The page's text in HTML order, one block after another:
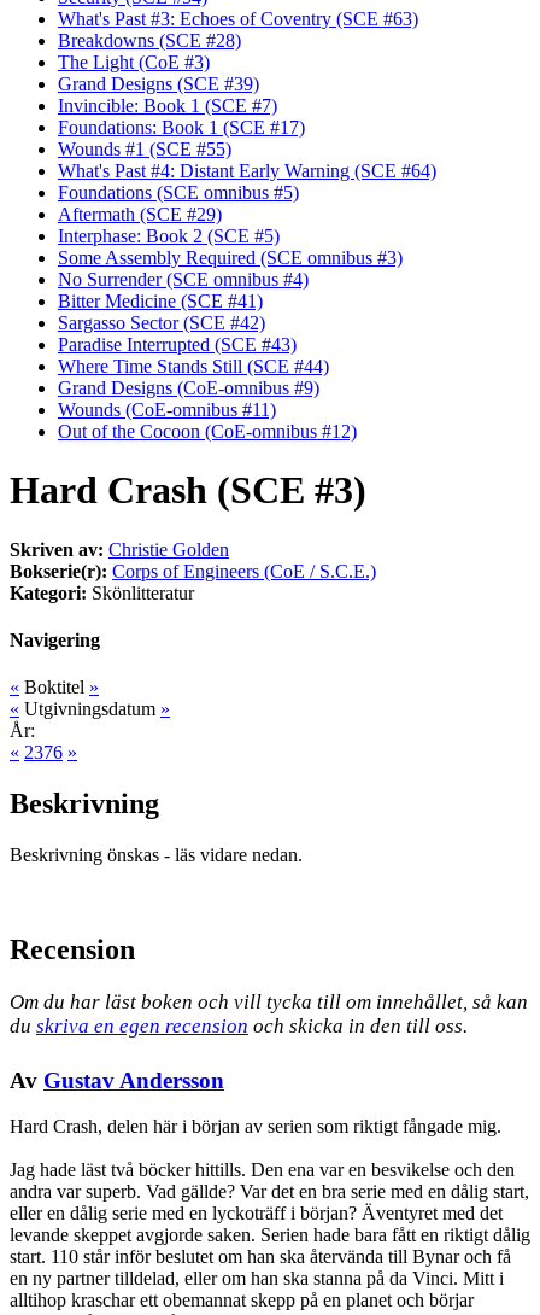
What's Past #3: Echoes of Coventry (SCE #63)
Breakdowns (SCE #28)
The Light (CoE #3)
Grand Designs (SCE #39)
Invincible: Book 1 (SCE #7)
Foundations: Book 1 (SCE #17)
Wounds #1 (SCE #55)
What's Past #4: Distant Early Warning (SCE #64)
Foundations (SCE omnibus #5)
Aftermath (SCE #29)
Interphase: Book 2 (SCE #5)
Some Assembly Required (SCE omnibus #3)
No Surrender (SCE omnibus #4)
Bitter Medicine (SCE #41)
Sargasso Sector (SCE #42)
Paradise Interrupted (SCE #43)
Where Time Stands Still (SCE #44)
Grand Designs (CoE-omnibus #9)
Wounds (CoE-omnibus #11)
Out of the Cocoon (CoE-omnibus #12)
Hard Crash (SCE #3)
Skriven av: Christie Golden
Bokserie(r): Corps of Engineers (CoE / S.C.E.)
Kategori: Skönlitteratur
Navigering
« Boktitel »
« Utgivningsdatum »
År:
« 2376 »
Beskrivning
Beskrivning önskas - läs vidare nedan.
Recension
Om du har läst boken och vill tycka till om innehållet, så kan
du skriva en egen recension och skicka in den till oss.
Av Gustav Andersson
Hard Crash, delen här i början av serien som riktigt fångade mig.
Jag hade läst två böcker hittills. Den ena var en besvikelse och den
andra var superb. Vad gällde? Var det en bra serie med en dålig start,
eller en dålig serie med en lyckoträff i början? Äventyret med det
levande skeppet avgjorde saken. Serien hade bara fått en riktigt dålig
start. 110 står inför beslutet om han ska återvända till Bynar och få
en ny partner tilldelad, eller om han ska stanna på da Vinci. Mitt i
alltihop kraschar ett obemannat skepp på en planet och börjar